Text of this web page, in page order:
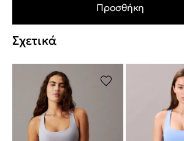
Προσθήκη
Σχετικά